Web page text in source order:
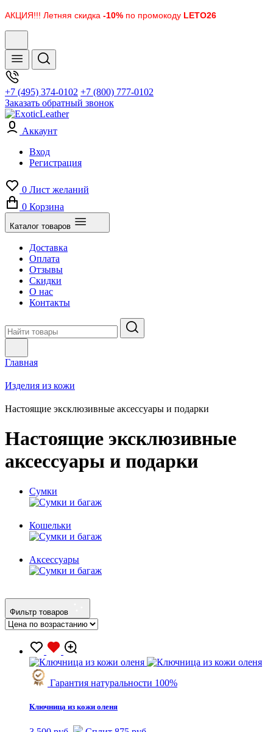
АКЦИЯ!!! Летняя скидка -10% по промокоду LETO26
+7 (495) 374-0102 +7 (800) 777-0102
Заказать обратный звонок
Аккаунт
Вход
Регистрация
0 Лист желаний
0 Корзина
Каталог товаров
Доставка
Оплата
Отзывы
Скидки
О нас
Контакты
Главная
Изделия из кожи
Настоящие эксклюзивные аксессуары и подарки
Настоящие эксклюзивные
аксессуары и подарки
Сумки
Кошельки
Аксессуары
Фильтр товаров
Гарантия натуральности 100%
Ключница из кожи оленя